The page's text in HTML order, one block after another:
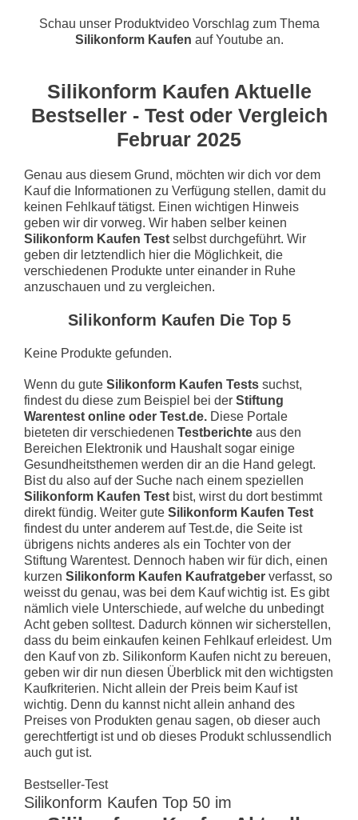
Schau unser Produktvideo Vorschlag zum Thema
Silikonform Kaufen auf Youtube an.
Silikonform Kaufen Aktuelle
Bestseller - Test oder Vergleich
Februar 2025
Genau aus diesem Grund, möchten wir dich vor dem
Kauf die Informationen zu Verfügung stellen, damit du
keinen Fehlkauf tätigst. Einen wichtigen Hinweis
geben wir dir vorweg. Wir haben selber keinen
Silikonform Kaufen Test selbst durchgeführt. Wir
geben dir letztendlich hier die Möglichkeit, die
verschiedenen Produkte unter einander in Ruhe
anzuschauen und zu vergleichen.
Silikonform Kaufen Die Top 5
Keine Produkte gefunden.
Wenn du gute Silikonform Kaufen Tests suchst,
findest du diese zum Beispiel bei der Stiftung
Warentest online oder Test.de. Diese Portale
bieteten dir verschiedenen Testberichte aus den
Bereichen Elektronik und Haushalt sogar einige
Gesundheitsthemen werden dir an die Hand gelegt.
Bist du also auf der Suche nach einem speziellen
Silikonform Kaufen Test bist, wirst du dort bestimmt
direkt fündig. Weiter gute Silikonform Kaufen Test
findest du unter anderem auf Test.de, die Seite ist
übrigens nichts anderes als ein Tochter von der
Stiftung Warentest. Dennoch haben wir für dich, einen
kurzen Silikonform Kaufen Kaufratgeber verfasst, so
weisst du genau, was bei dem Kauf wichtig ist. Es gibt
nämlich viele Unterschiede, auf welche du unbedingt
Acht geben solltest. Dadurch können wir sicherstellen,
dass du beim einkaufen keinen Fehlkauf erleidest. Um
den Kauf von zb. Silikonform Kaufen nicht zu bereuen,
geben wir dir nun diesen Überblick mit den wichtigsten
Kaufkriterien. Nicht allein der Preis beim Kauf ist
wichtig. Denn du kannst nicht allein anhand des
Preises von Produkten genau sagen, ob dieser auch
gerechtfertigt ist und ob dieses Produkt schlussendlich
auch gut ist.
Bestseller-Test
Silikonform Kaufen Top 50 im